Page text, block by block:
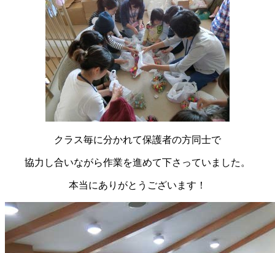
クラス毎に分かれて保護者の方同士で
協力し合いながら作業を進めて下さっていました。
本当にありがとうございます！